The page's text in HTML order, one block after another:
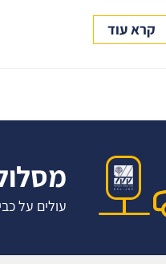
קרא עוד
עולים על כביש 6 ומתחברים למסלולי